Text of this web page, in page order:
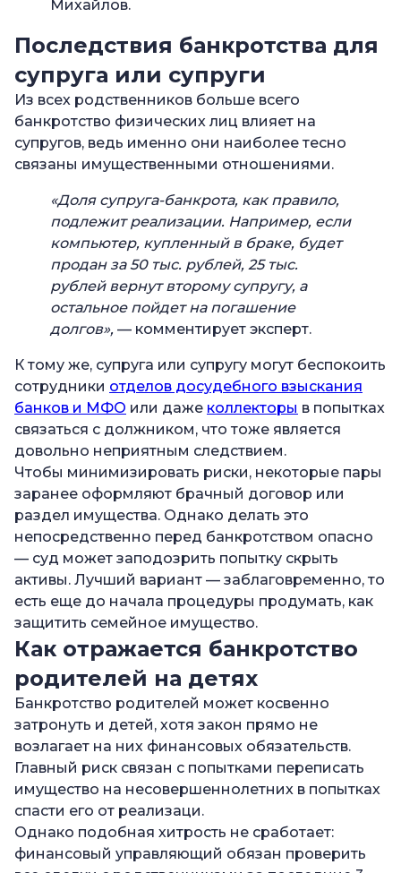
Михайлов.
Последствия банкротства для
супруга или супруги
Из всех родственников больше всего
банкротство физических лиц влияет на
супругов, ведь именно они наиболее тесно
связаны имущественными отношениями.
«Доля супруга-банкрота, как правило,
подлежит реализации. Например, если
компьютер, купленный в браке, будет
продан за 50 тыс. рублей, 25 тыс.
рублей вернут второму супругу, а
остальное пойдет на погашение
долгов», — комментирует эксперт.
К тому же, супруга или супругу могут беспокоить
сотрудники отделов досудебного взыскания
банков и МФО или даже коллекторы в попытках
связаться с должником, что тоже является
довольно неприятным следствием.
Чтобы минимизировать риски, некоторые пары
заранее оформляют брачный договор или
раздел имущества. Однако делать это
непосредственно перед банкротством опасно
— суд может заподозрить попытку скрыть
активы. Лучший вариант — заблаговременно, то
есть еще до начала процедуры продумать, как
защитить семейное имущество.
Как отражается банкротство
родителей на детях
Банкротство родителей может косвенно
затронуть и детей, хотя закон прямо не
возлагает на них финансовых обязательств.
Главный риск связан с попытками переписать
имущество на несовершеннолетних в попытках
спасти его от реализаци.
Однако подобная хитрость не сработает:
финансовый управляющий обязан проверить